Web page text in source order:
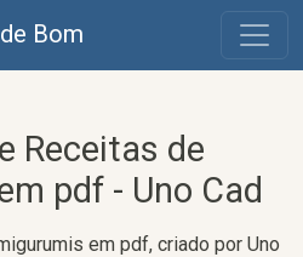
Bom
Receitas de
pdf - Uno Cad
em pdf, criado por Uno